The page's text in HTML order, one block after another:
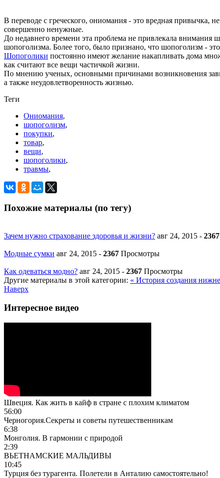
В переводе с греческого, ониомания - это вредная привычка,
совершенно ненужные.
До недавнего времени эта проблема не привлекала внимания
шопоголизма. Более того, было признано, что шопоголизм -
Шопоголики постоянно имеют желание накапливать дома
как считают все вещи частичкой жизни.
По мнению ученых, основными причинами возникновения
а также неудовлетворенность жизнью.
Теги
Ониомания,
шопоголизм,
покупки,
товар,
вещи,
шопоголики,
травмы,
Похожие материалы (по тегу)
Зачем нужно страхование здоровья и жизни? авг 24, 2015 - 2367
Модные сумки авг 24, 2015 - 2367 Просмотры
Как одеваться модно? авг 24, 2015 - 2367 Просмотры
Другие материалы в этой категории: « История создания
Наверх
Интересное видео
Швеция. Как жить в кайф в стране с плохим климатом
56:00
Черногория.Секреты и советы путешественникам
6:38
Монголия. В гармонии с природой
2:39
ВЬЕТНАМСКИЕ МАЛЬДИВЫ
10:45
Турция без турагента. Полетели в Анталию самостоятельно!